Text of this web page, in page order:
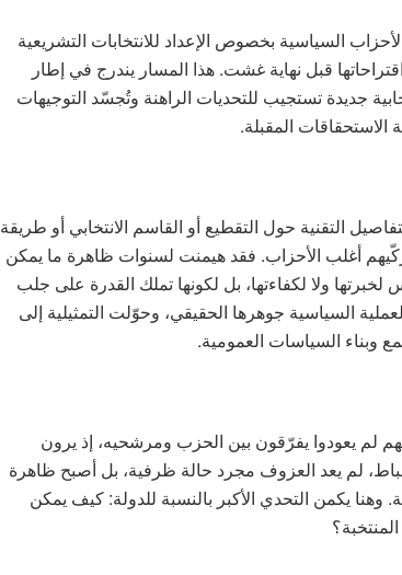
السياسية بخصوص الإعداد للانتخابات التشريعية
قبل نهاية غشت. هذا المسار يندرج في إطار
جديدة تستجيب للتحديات الراهنة وتُجسّد التوجيهات
الاستحقاقات المقبلة.
التقنية حول التقطيع أو القاسم الانتخابي أو طريقة
أغلب الأحزاب. فقد هيمنت لسنوات ظاهرة ما يمكن
لخبرتها ولا لكفاءتها، بل لكونها تملك القدرة على جلب
السياسية جوهرها الحقيقي، وحوّلت التمثيلية إلى
وبناء السياسات العمومية.
لم يعودوا يفرّقون بين الحزب ومرشحيه، إذ يرون
لم يعد العزوف مجرد حالة ظرفية، بل أصبح ظاهرة
وهنا يكمن التحدي الأكبر بالنسبة للدولة: كيف يمكن